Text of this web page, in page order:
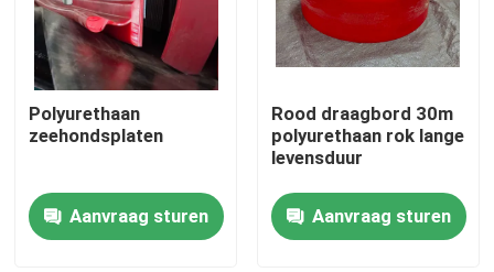
Videos
Over ons
Fabrieksreis
Polyurethaan
zeehondsplaten
Aanvraag sturen
Rood draagbord 30m
polyurethaan rok lange
levensduur
Aanvraag sturen